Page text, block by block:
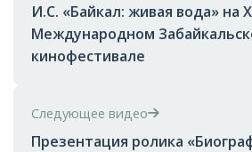
И.С. «Байкал: живая вода» на
Международном
кинофестивале
Следующее видео
Презентация ролика